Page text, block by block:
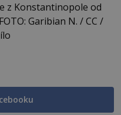
z Konstantinopole od
Garibian N. / CC /